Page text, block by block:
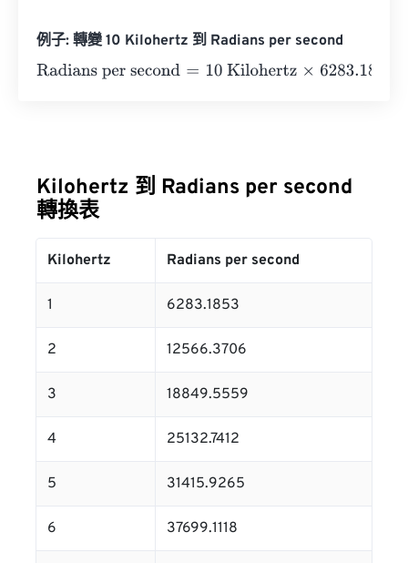
例子: 轉變 10 Kilohertz 到 Radians per second
Radians per second=10 Kilohertz×6283.1853=
Kilohertz 到 Radians per second
轉換表
Kilohertz Radians per second
1 6283.1853
2 12566.3706
3 18849.5559
4 25132.7412
5 31415.9265
6 37699.1118